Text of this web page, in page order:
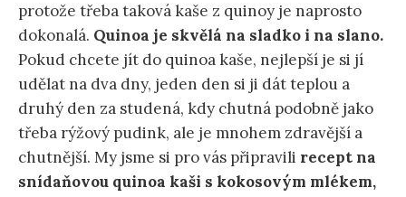
protože třeba taková kaše z quinoy je naprosto
dokonalá. Quinoa je skvělá na sladko i na slano.
Pokud chcete jít do quinoa kaše, nejlepší je si jí
udělat na dva dny, jeden den si ji dát teplou a
druhý den za studená, kdy chutná podobně jako
třeba rýžový pudink, ale je mnohem zdravější a
chutnější. My jsme si pro vás připravili recept na
snídaňovou quinoa kaši s kokosovým mlékem,